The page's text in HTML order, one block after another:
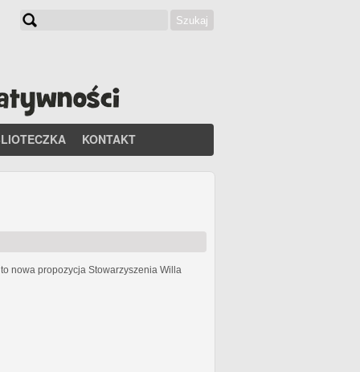
Szukaj
KONTAKT
to nowa propozycja Stowarzyszenia Willa